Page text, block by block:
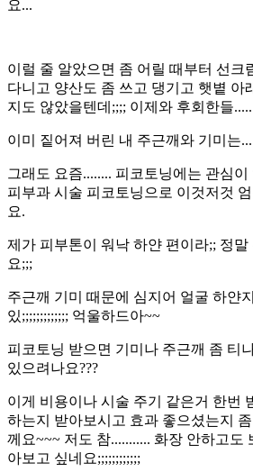
요...
이럴 줄 알았으면 좀 어릴 때부터 선크
다니고 양산도 좀 쓰고 댕기고 햇볕 아
지도 않았을텐데 ;;;; 이제와 후회한들
이미 짙어져 버린 내 주근깨와 기미는
그래도 요즘........ 피코토닝에는 관심이
피부과 시술 피코토닝으로 이것저것
요.
제가 피부톤이 워낙 하얀 편이라;; 정말
요;;;
주근깨 기미 때문에 심지어 얼굴 하얀
있;;;;;;;;;;;;; 억울하드아~~
피코토닝 받으면 기미나 주근깨 좀 티
있으려나요???
이게 비용이나 시술 주기 같은거 한번
하는지 받아보시고 효과 좋으셨는지
께요~~~ 저도 참........... 화장 안하고도
아보고 싶네요;;;;;;;;;;;;